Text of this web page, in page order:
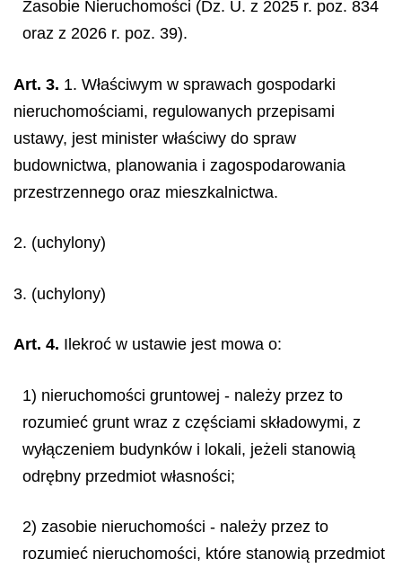
Zasobie Nieruchomości (Dz. U. z 2025 r. poz. 834
oraz z 2026 r. poz. 39).
Art. 3. 1. Właściwym w sprawach gospodarki
nieruchomościami, regulowanych przepisami
ustawy, jest minister właściwy do spraw
budownictwa, planowania i zagospodarowania
przestrzennego oraz mieszkalnictwa.
2. (uchylony)
3. (uchylony)
Art. 4. Ilekroć w ustawie jest mowa o:
1) nieruchomości gruntowej - należy przez to
rozumieć grunt wraz z częściami składowymi, z
wyłączeniem budynków i lokali, jeżeli stanowią
odrębny przedmiot własności;
2) zasobie nieruchomości - należy przez to
rozumieć nieruchomości, które stanowią przedmiot